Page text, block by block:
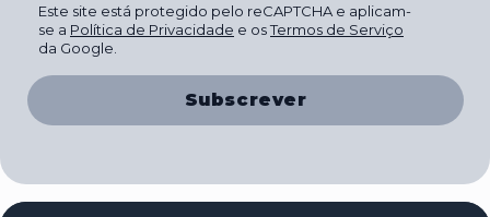
Este site está protegido pelo reCAPTCHA e aplicam-
se a Política de Privacidade e osTermos de Serviço
da Google.
Subscrever